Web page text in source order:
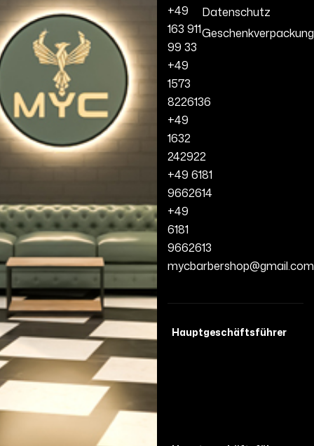
+49
163 911
99 33
+49
1573
8226136
+49
1632
242922
+49 6181
9662614
+49
6181
9662613
mycbarbershop@gmail.com
Datenschutz
Geschenkverpackung
Hauptgeschäftsführer